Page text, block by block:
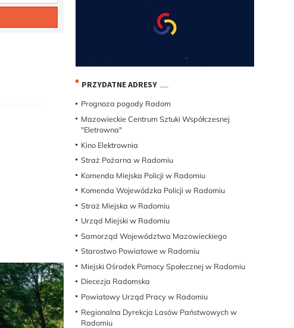
PRZYDATNE ADRESY
Prognoza pogody Radom
Mazowieckie Centrum Sztuki Współczesnej
"Eletrowna"
Kino Elektrownia
Straż Pożarna w Radomiu
Komenda Miejska Policji w Radomiu
Komenda Wojewódzka Policji w Radomiu
Straż Miejska w Radomiu
Urząd Miejski w Radomiu
Samorząd Województwa Mazowieckiego
Starostwo Powiatowe w Radomiu
Miejski Ośrodek Pomocy Społecznej w Radomiu
Diecezja Radomska
Powiatowy Urząd Pracy w Radomiu
Regionalna Dyrekcja Lasów Państwowych w
Radomiu